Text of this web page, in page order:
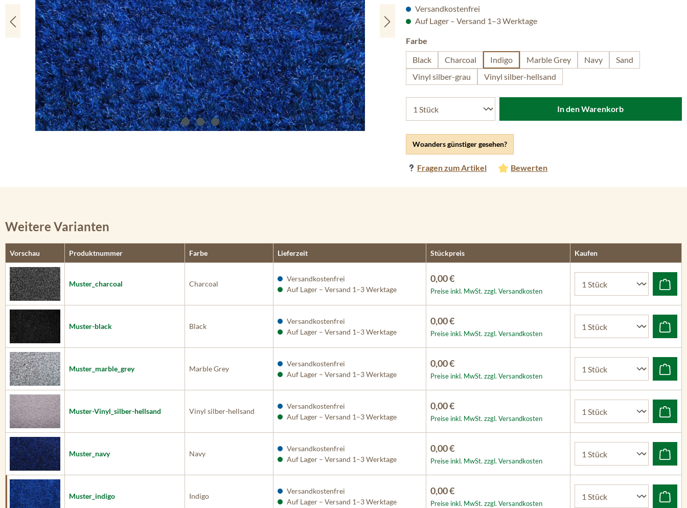
Woanders günstiger gesehen?
Fragen zum Artikel Bewerten
Versandkostenfrei
Auf Lager – Versand 1–3 Werktage
Farbe
Black
Charcoal Indigo Marble Grey Navy
Sand
Vinyl silber-grau
Vinyl silber-hellsand
In den Warenkorb
Weitere Varianten
Vorschau Produktnummer Farbe Lieferzeit Stückpreis Kaufen
Muster_charcoal Charcoal
Versandkostenfrei
Auf Lager – Versand 1–3 Werktage
0,00 €
Preise inkl. MwSt. zzgl. Versandkosten
Muster-black Black
Versandkostenfrei
Auf Lager – Versand 1–3 Werktage
0,00 €
Preise inkl. MwSt. zzgl. Versandkosten
Muster_marble_grey Marble Grey
Versandkostenfrei
Auf Lager – Versand 1–3 Werktage
0,00 €
Preise inkl. MwSt. zzgl. Versandkosten
Muster-Vinyl_silber-hellsand Vinyl silber-hellsand
Versandkostenfrei
Auf Lager – Versand 1–3 Werktage
0,00 €
Preise inkl. MwSt. zzgl. Versandkosten
Muster_navy Navy
Versandkostenfrei
Auf Lager – Versand 1–3 Werktage
0,00 €
Preise inkl. MwSt. zzgl. Versandkosten
Muster_indigo Indigo
Versandkostenfrei
Auf Lager – Versand 1–3 Werktage
0,00 €
Preise inkl. MwSt. zzgl. Versandkosten